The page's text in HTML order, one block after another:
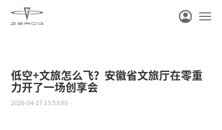
低空+文旅怎么飞？安徽省文旅厅在零重
力开了一场创享会
2026-04-27 13:53:00 ·